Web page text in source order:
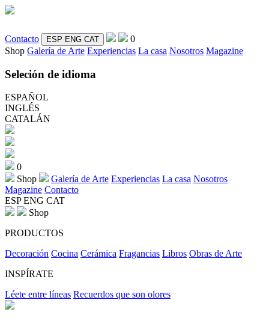
Contacto ESP ENG CAT
0
Shop Galería de Arte Experiencias La casa Nosotros Magazine
Seleción de idioma
ESPAÑOL
INGLÉS
CATALÁN
0
Shop
Galería de Arte Experiencias La casa Nosotros
Magazine Contacto
ESP ENG CAT
Shop
PRODUCTOS
Decoración Cocina Cerámica Fragancias Libros Obras de Arte
INSPÍRATE
Léete entre líneas Recuerdos que son olores